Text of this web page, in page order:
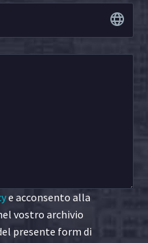
e acconsento alla
vostro archivio
presente form di